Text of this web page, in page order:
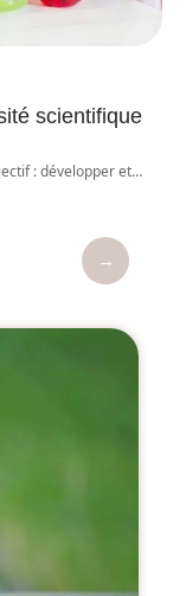
scientifique
: développer et…